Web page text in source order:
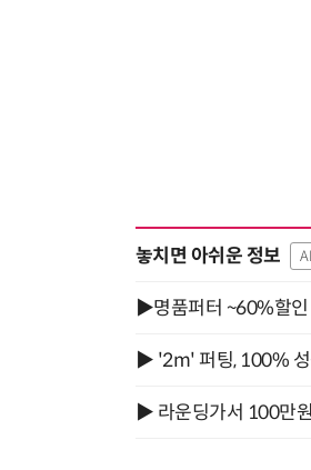
놓치면 아쉬운 정보
▶명품퍼터 ~60%할
▶ '2m' 퍼팅, 100% 성
▶ 라운딩가서 100만